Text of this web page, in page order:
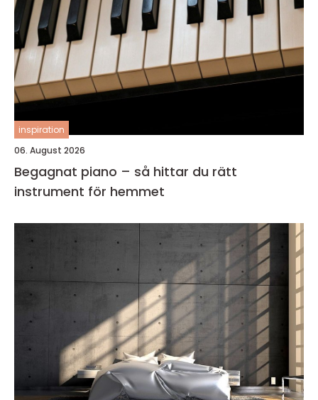
inspiration
06. August 2026
Begagnat piano – så hittar du rätt
instrument för hemmet